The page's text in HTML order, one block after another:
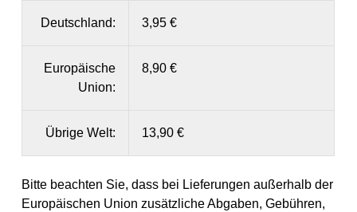
Deutschland: 3,95 €
Europäische
Union:
8,90 €
Übrige Welt: 13,90 €
Bitte beachten Sie, dass bei Lieferungen außerhalb der
Europäischen Union zusätzliche Abgaben, Gebühren,